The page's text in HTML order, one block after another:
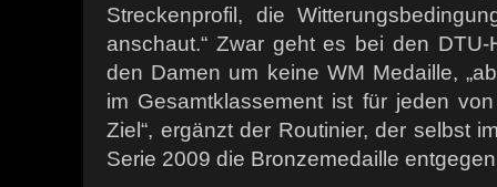
Streckenprofil, die
anschaut.“ Zwar geht es bei den
den Damen um keine WM Medaille,
im Gesamtklassement ist für jeden
Ziel“, ergänzt der Routinier, der selbst
Serie 2009 die Bronzemedaille